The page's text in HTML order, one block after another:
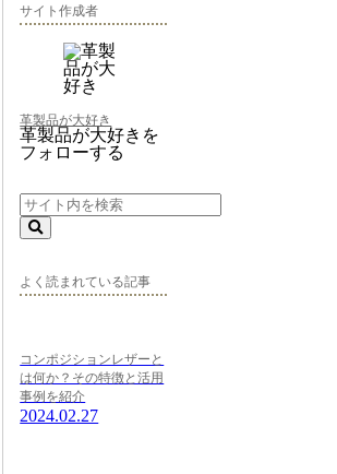
サイト作成者
革製品が大好き
革製品が大好きを
フォローする
よく読まれている記事
コンポジションレザーと
は何か？その特徴と活用
事例を紹介
2024.02.27